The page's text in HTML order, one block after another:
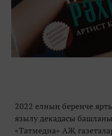
2022 елның беренче
язылу декадасы
«Татмедиа» АҖ